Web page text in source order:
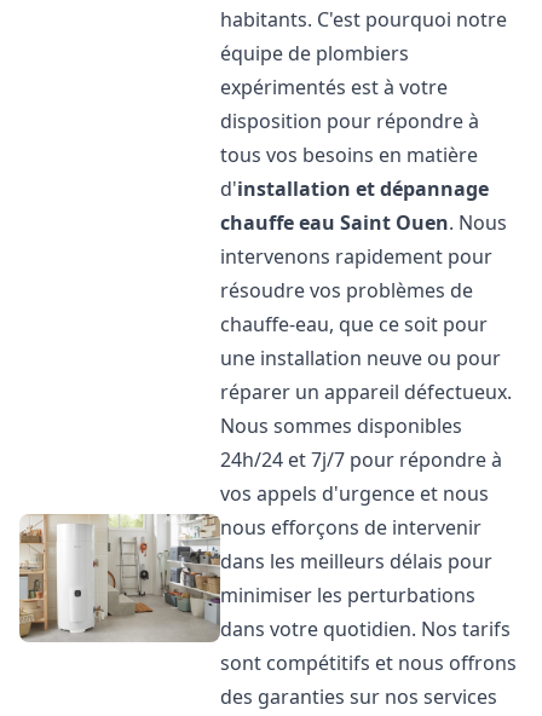
habitants. C'est pourquoi notre
équipe de plombiers
expérimentés est à votre
disposition pour répondre à
tous vos besoins en matière
d'installation et dépannage
chauffe eau Saint Ouen. Nous
intervenons rapidement pour
résoudre vos problèmes de
chauffe-eau, que ce soit pour
une installation neuve ou pour
réparer un appareil défectueux.
Nous sommes disponibles
24h/24 et 7j/7 pour répondre à
vos appels d'urgence et nous
nous efforçons de intervenir
dans les meilleurs délais pour
minimiser les perturbations
dans votre quotidien. Nos tarifs
sont compétitifs et nous offrons
des garanties sur nos services